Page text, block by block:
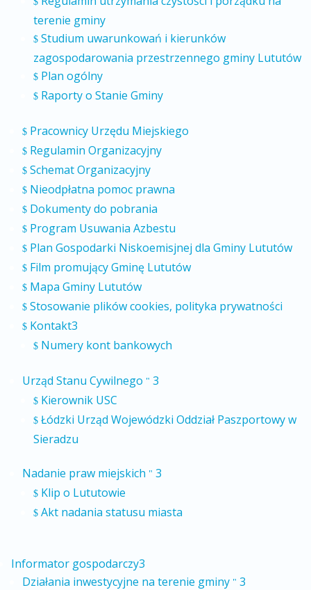
terenie gminy
$ Studium uwarunkowań i kierunków
zagospodarowania przestrzennego gminy Lututów
$ Plan ogólny
$ Raporty o Stanie Gminy
$ Pracownicy Urzędu Miejskiego
$ Regulamin Organizacyjny
$ Schemat Organizacyjny
$ Nieodpłatna pomoc prawna
$ Dokumenty do pobrania
$ Program Usuwania Azbestu
$ Plan Gospodarki Niskoemisjnej dla Gminy Lututów
$ Film promujący Gminę Lututów
$ Mapa Gminy Lututów
$ Stosowanie plików cookies, polityka prywatności
$ Kontakt3
$ Numery kont bankowych
Urząd Stanu Cywilnego " 3
$ Kierownik USC
$ Łódzki Urząd Wojewódzki Oddział Paszportowy w
Sieradzu
Nadanie praw miejskich " 3
$ Klip o Lututowie
$ Akt nadania statusu miasta
Informator gospodarczy3
Działania inwestycyjne na terenie gminy " 3